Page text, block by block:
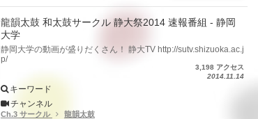
龍韻太鼓 和太鼓サークル 静大祭2014 速報番組 - 静岡
大学
静岡大学の動画が盛りだくさん！ 静大TV http://sutv.shizuoka.ac.j
p/
3,198 アクセス
2014.11.14
キーワード
チャンネル
Ch.3 サークル
龍韻太鼓